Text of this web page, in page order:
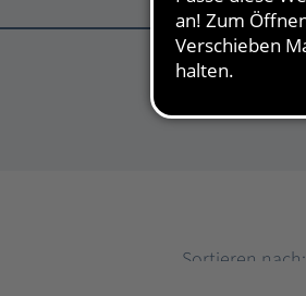
Sortieren nach: